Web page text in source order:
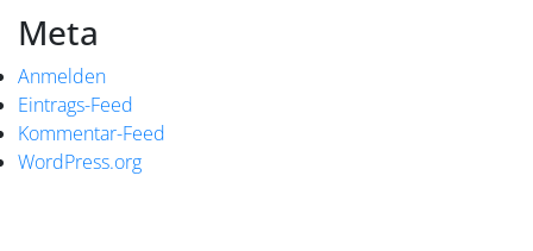
Meta
Anmelden
Eintrags-Feed
Kommentar-Feed
WordPress.org